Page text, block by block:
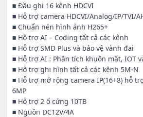
■ Đầu ghi 16 kênh HDCVI
■ Hỗ trợ camera HDCVI/Analog/IP/TVI/
■ Chuẩn nén hình ảnh H265+
■ Hỗ trợ AI – Coding tất cả các kênh
■ Hỗ trợ SMD Plus và bảo vệ vành đai
■ Hỗ trợ AI : Phân tích khuôn mặt, IOT
■ Hỗ trợ ghi hình tất cả các kênh 5M-N
■ Hỗ trợ mở rộng camera IP(16+8) hỗ
6MP
■ Hỗ trợ 2 ổ cứng 10TB
■ Nguồn DC12V/4A